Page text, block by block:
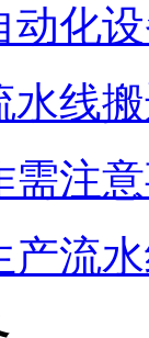
动化
水线
需注
产流